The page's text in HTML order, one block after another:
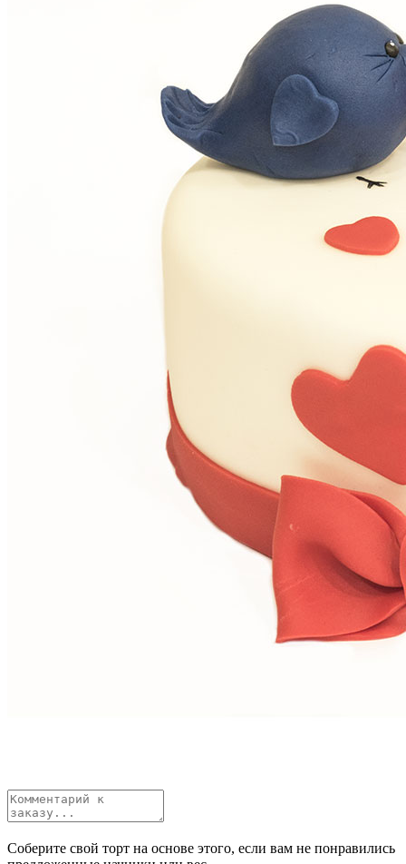
Соберите свой торт на основе этого, если вам не понравились